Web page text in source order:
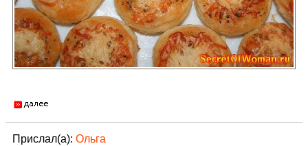
Прислал(а): Ольга